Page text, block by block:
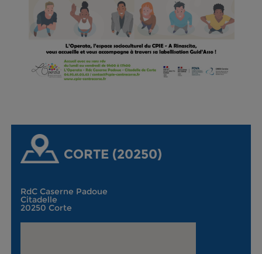
CORTE (20250)
RdC Caserne Padoue
Citadelle
20250 Corte